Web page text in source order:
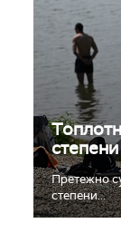
степени
Претежно
степени...